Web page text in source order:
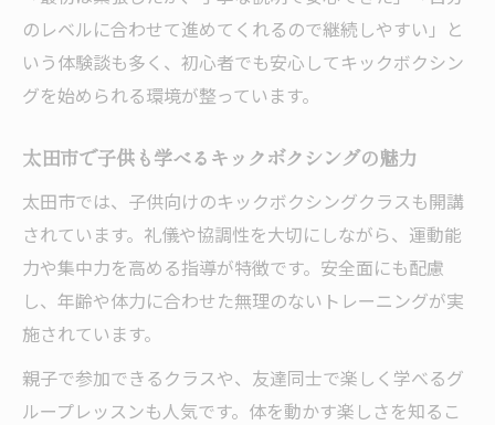
のレベルに合わせて進めてくれるので継続しやすい」と
いう体験談も多く、初心者でも安心してキックボクシン
グを始められる環境が整っています。
太田市で子供も学べるキックボクシングの魅力
太田市では、子供向けのキックボクシングクラスも開講
されています。礼儀や協調性を大切にしながら、運動能
力や集中力を高める指導が特徴です。安全面にも配慮
し、年齢や体力に合わせた無理のないトレーニングが実
施されています。
親子で参加できるクラスや、友達同士で楽しく学べるグ
ループレッスンも人気です。体を動かす楽しさを知るこ